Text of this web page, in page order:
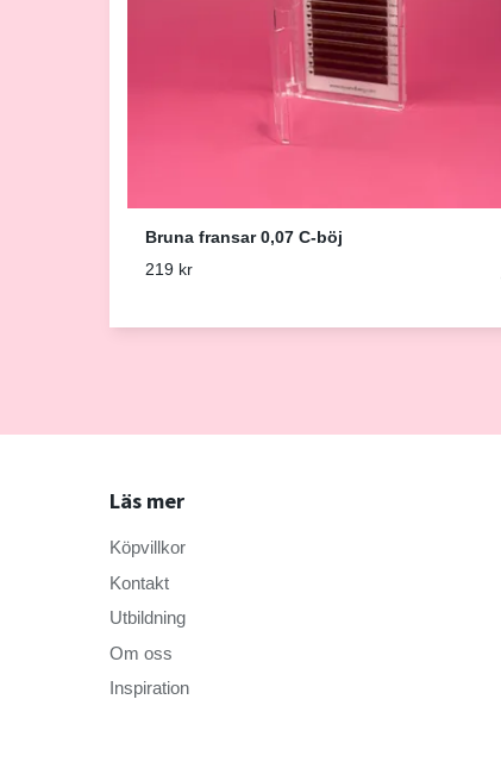
Bruna fransar 0,07 C-böj
219 kr
Läs mer
Köpvillkor
Kontakt
Utbildning
Om oss
Inspiration